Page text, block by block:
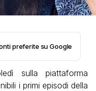
preferite su Google
sulla piattaforma
i primi episodi della